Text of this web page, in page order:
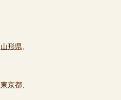
山形県
東京都